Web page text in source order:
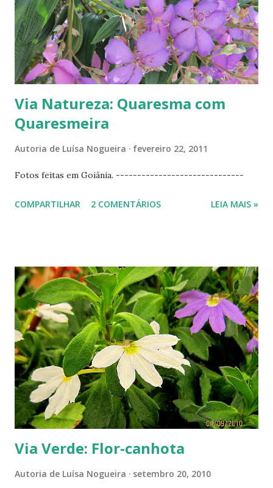
Via Natureza: Quaresma com
Quaresmeira
Autoria de Luísa Nogueira fevereiro 22, 2011
Fotos feitas em Goiânia. ------------------------------
COMPARTILHAR 2 COMENTÁRIOS LEIA MAIS »
Via Verde: Flor-canhota
Autoria de Luísa Nogueira setembro 20, 2010